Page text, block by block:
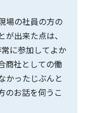
場の社員の方の
出来た点は、
に参加してよか
商社としての働
かったじぶんと
のお話を伺うこ